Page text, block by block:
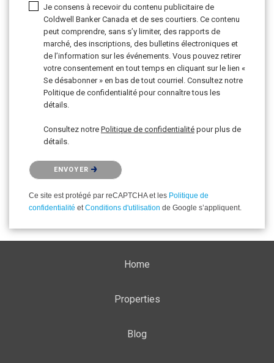
Je consens à recevoir du contenu publicitaire de
Coldwell Banker Canada et de ses courtiers. Ce contenu
peut comprendre, sans s’y limiter, des rapports de
marché, des inscriptions, des bulletins électroniques et
de l’information sur les événements. Vous pouvez retirer
votre consentement en tout temps en cliquant sur le lien «
Se désabonner » en bas de tout courriel. Consultez notre
Politique de confidentialité pour connaître tous les
détails.
Consultez notre Politique de confidentialité pour plus de
détails.
Veuillez confirmer que vous n'êtes pas un robot.
ENVOYER
Ce site est protégé par reCAPTCHA et les Politique de
confidentialité etConditions d'utilisation de Google s’appliquent.
Home
Properties
Blog